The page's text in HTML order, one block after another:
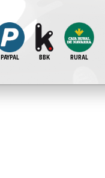
PAYPAL BBK RURAL